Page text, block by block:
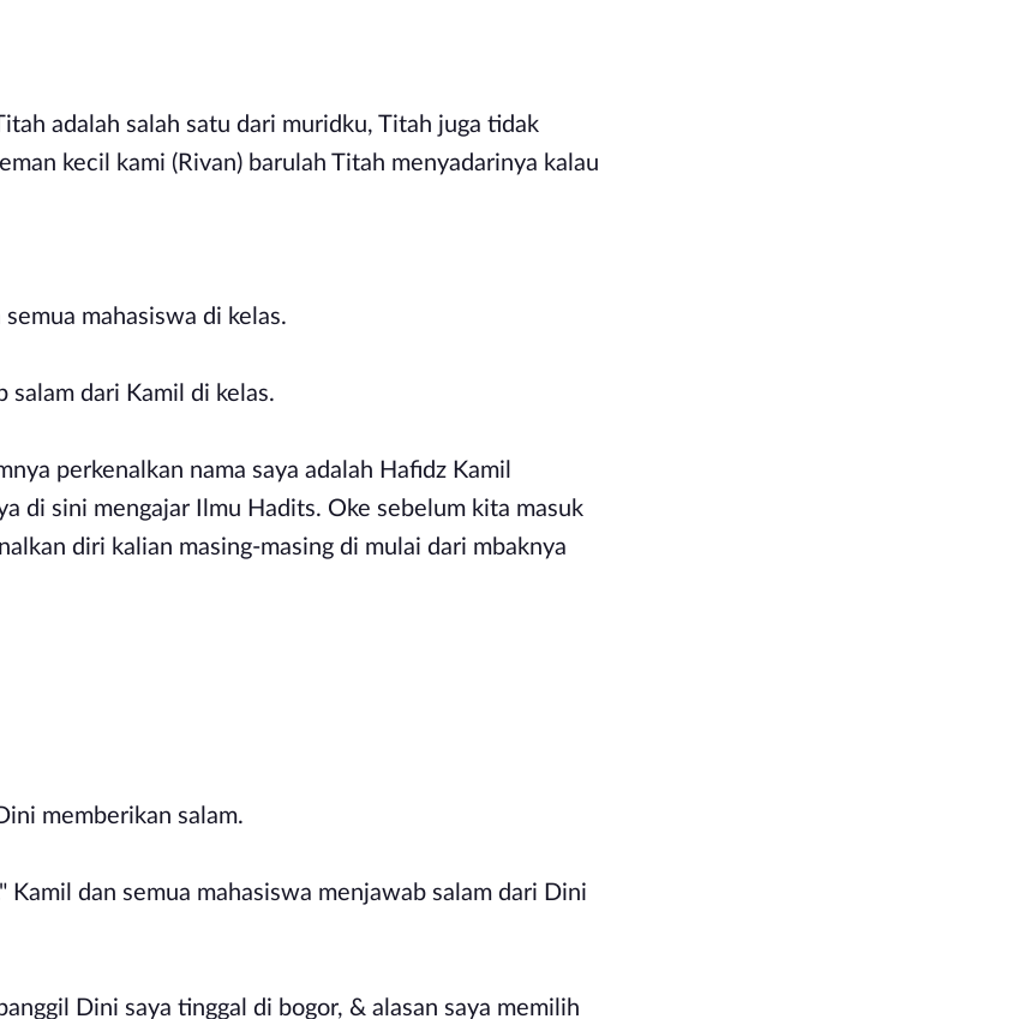
adalah salah satu dari muridku, Titah juga tidak
kecil kami (Rivan) barulah Titah menyadarinya kalau
mahasiswa di kelas.
salam dari Kamil di kelas.
perkenalkan nama saya adalah Hafidz Kamil
di sini mengajar Ilmu Hadits. Oke sebelum kita masuk
diri kalian masing-masing di mulai dari mbaknya
memberikan salam.
dan semua mahasiswa menjawab salam dari Dini
Dini saya tinggal di bogor, & alasan saya memilih